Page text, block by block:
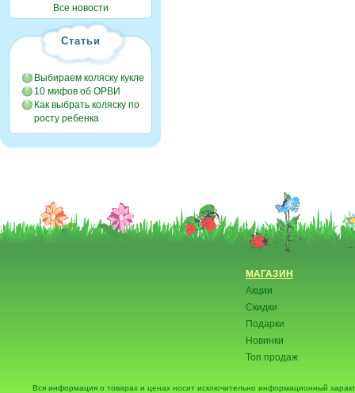
Все новости
Статьи
Выбираем коляску кукле
10 мифов об ОРВИ
Как выбрать коляску по
росту ребенка
МАГАЗИН
Акции
Скидки
Подарки
Новинки
Топ продаж
Вся информация о товарах и ценах носит исключительно информационный